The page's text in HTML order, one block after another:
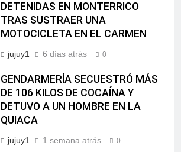
DETENIDAS EN MONTERRICO
TRAS SUSTRAER UNA
MOTOCICLETA EN EL CARMEN
jujuy1 6 días atrás 0
GENDARMERÍA SECUESTRÓ MÁS
DE 106 KILOS DE COCAÍNA Y
DETUVO A UN HOMBRE EN LA
QUIACA
jujuy1 1 semana atrás 0